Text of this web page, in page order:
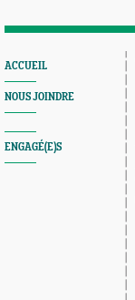
ACCUEIL
NOUS JOINDRE
ENGAGÉ(E)S